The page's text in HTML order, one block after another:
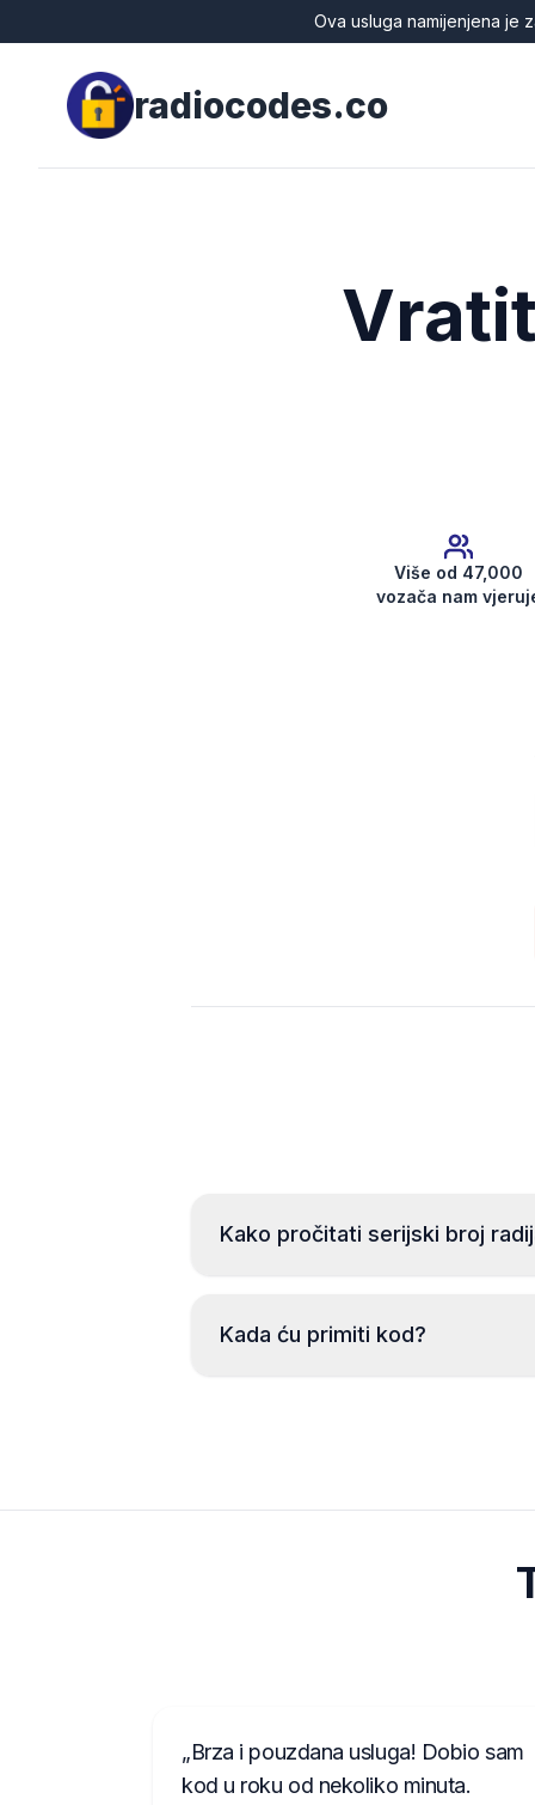
Ova usluga namijenjena je
radiocodes.co
Više od 47,000
vozača nam
Kako pročitati serijski broj
Kada ću primiti kod?
Brza i pouzdana usluga! Dobio sam
kod u roku od nekoliko minuta.